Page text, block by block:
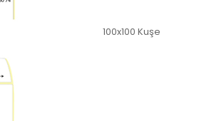
100x100 Kuşe